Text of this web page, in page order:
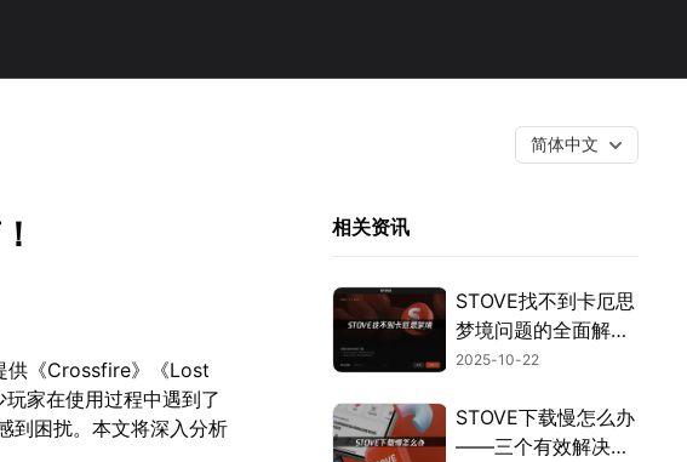
简体中文
供《Crossfire》《Lost
家在使用过程中遇到了
到困扰。本文将深入分析
相关资讯
STOVE找不到卡厄思
梦境问题的全面解决
方案！
2025-10-22
STOVE下载慢怎么办
——三个有效解决方